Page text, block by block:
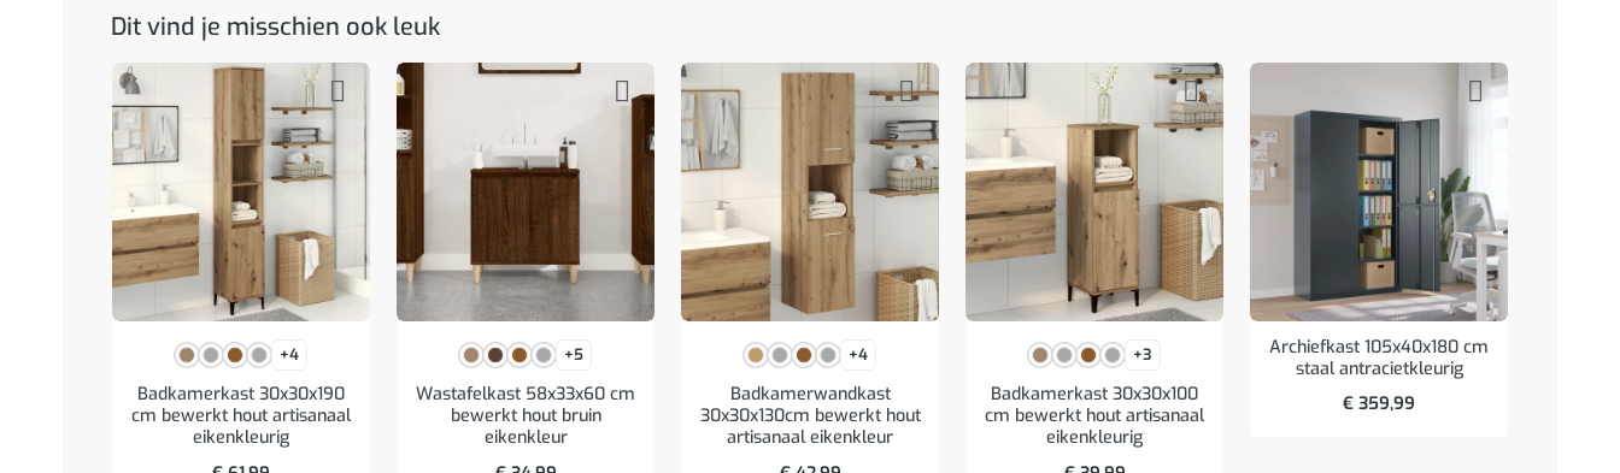
Dit vind je misschien ook leuk
+4
Badkamerkast 30x30x190
cm bewerkt hout artisanaal
eikenkleurig
+5
Wastafelkast 58x33x60 cm
bewerkt hout bruin
eikenkleur
+4
Badkamerwandkast
30x30x130cm bewerkt hout
artisanaal eikenkleur
+3
Badkamerkast 30x30x100
cm bewerkt hout artisanaal
eikenkleurig
Archiefkast 105x40x180 cm
staal antracietkleurig
€ 359,99